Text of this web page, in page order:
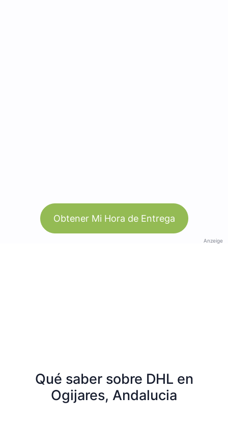
Obtener Mi Hora de Entrega
Anzeige
Qué saber sobre DHL en
Ogijares, Andalucia